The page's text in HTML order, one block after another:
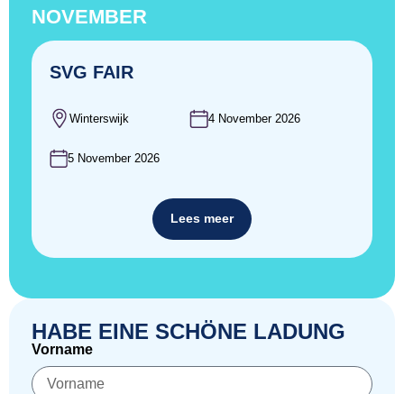
NOVEMBER
SVG FAIR
Winterswijk 4 November 2026
5 November 2026
Lees meer
HABE EINE SCHÖNE LADUNG
Vorname